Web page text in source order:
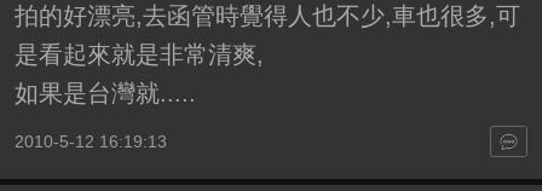
拍的好漂亮,去函管時覺得人也不少,車也很多,可
是看起來就是非常清爽,
如果是台灣就.....
2010-5-12 16:19:13